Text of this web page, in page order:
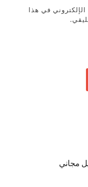
في هذا